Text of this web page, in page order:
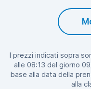
I prezzi indicati sopra
alle 08:13 del giorno
base alla data della
alla